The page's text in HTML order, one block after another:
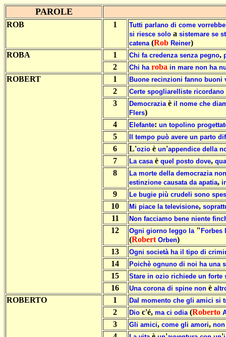
PAROLE
ROB 1 Tutti parlano di come
si riesce solo a sistemare se
catena (Rob Reiner)
ROBA
1 Chi fa credenza senza pegno,
2 Chi ha roba in mare non ha
ROBERT 1 Buone recinzioni fanno buoni
2 Certe spogliarelliste ricordano
3 Democrazia è il nome che
Flers)
4
Elefante: un topolino
5 tempo può avere un parto
6 L'ozio è un'appendice della
7 La casa è quel posto dove,
8 La morte della democrazia non
estinzione causata da apatia,
9 Le bugie più crudeli sono
10 Mi piace la televisione,
11 Non facciamo bene niente
12 Ogni giorno leggo la " Forbes
(Robert Orben)
13
Ogni società ha il tipo di
14 Poichè ognuno di noi ha una
15 Stare in ozio richiede un forte
16 Una corona di spine non è
ROBERTO 1 Dal momento che gli amici si
2 Dio c'é, ma ci odia (Roberto
3 Gli amici, come gli amori, non